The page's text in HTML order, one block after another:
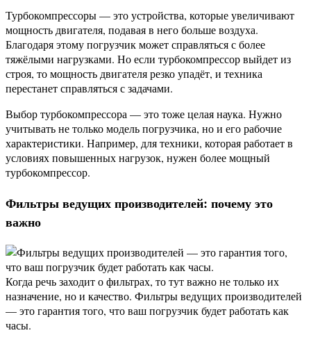
Турбокомпрессоры — это устройства, которые увеличивают
мощность двигателя, подавая в него больше воздуха.
Благодаря этому погрузчик может справляться с более
тяжёлыми нагрузками. Но если турбокомпрессор выйдет из
строя, то мощность двигателя резко упадёт, и техника
перестанет справляться с задачами.
Выбор турбокомпрессора — это тоже целая наука. Нужно
учитывать не только модель погрузчика, но и его рабочие
характеристики. Например, для техники, которая работает в
условиях повышенных нагрузок, нужен более мощный
турбокомпрессор.
Фильтры ведущих производителей: почему это
важно
Когда речь заходит о фильтрах, то тут важно не только их
назначение, но и качество. Фильтры ведущих производителей
— это гарантия того, что ваш погрузчик будет работать как
часы.